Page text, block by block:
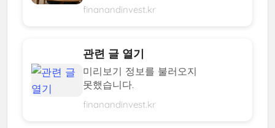
finanandinvest.kr
관련 글 열기
미리보기 정보를 불러오지
못했습니다.
finanandinvest.kr